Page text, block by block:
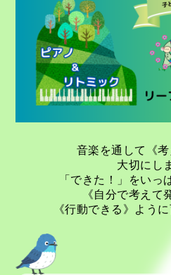
音楽を通して《
大切にし
「できた！」をいっ
《自分で考えて
《行動できる》よう